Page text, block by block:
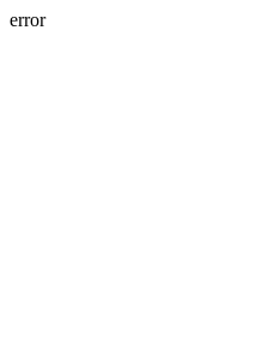
error